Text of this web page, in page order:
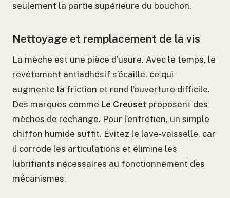
seulement la partie supérieure du bouchon.
Nettoyage et remplacement de la vis
La mèche est une pièce d’usure. Avec le temps, le
revêtement antiadhésif s’écaille, ce qui
augmente la friction et rend l’ouverture difficile.
Des marques comme Le Creuset proposent des
mèches de rechange. Pour l’entretien, un simple
chiffon humide suffit. Évitez le lave-vaisselle, car
il corrode les articulations et élimine les
lubrifiants nécessaires au fonctionnement des
mécanismes.